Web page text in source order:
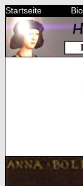
Startseite